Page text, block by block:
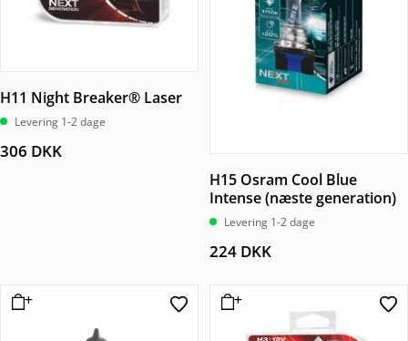
H11 Night Breaker® Laser
Levering 1-2 dage
306 DKK
H15 Osram Cool Blue
Intense (næste generation)
Levering 1-2 dage
224 DKK